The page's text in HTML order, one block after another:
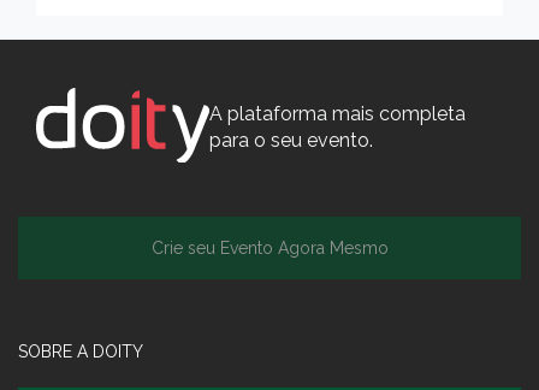
A plataforma mais completa
para o seu evento.
Crie seu Evento Agora Mesmo
SOBRE A DOITY